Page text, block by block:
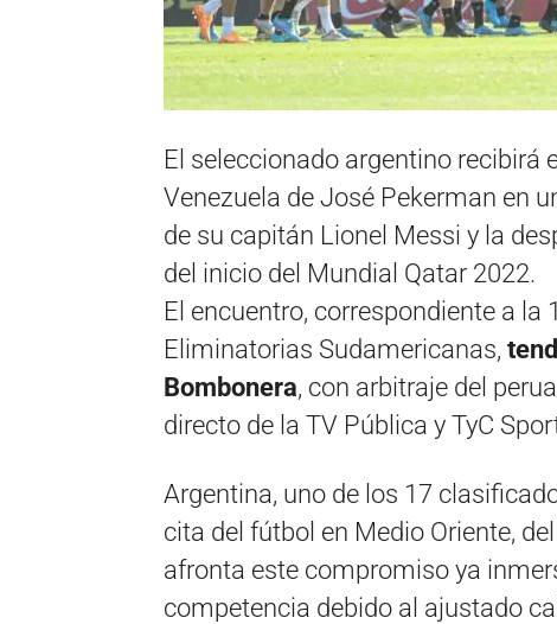
El seleccionado argentino recibirá
Venezuela de José Pekerman en
de su capitán Lionel Messi y la
del inicio del Mundial Qatar 2022.
El encuentro, correspondiente a
Eliminatorias Sudamericanas,
Bombonera, con arbitraje del
directo de la TV Pública y TyC
Argentina, uno de los 17
cita del fútbol en Medio Oriente,
afronta este compromiso ya
competencia debido al ajustado